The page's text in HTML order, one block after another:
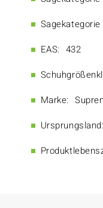
Sagekategorie
EAS: 432
Marke:
Ursprungsland: